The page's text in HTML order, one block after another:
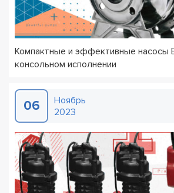
Компактные и эффективные насосы
консольном исполнении
06
Ноябрь
2023